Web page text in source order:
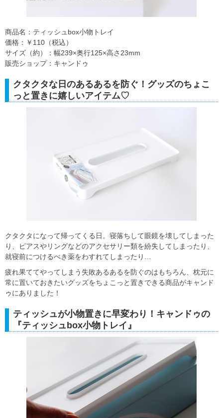
商品名：ティッシュbox小物トレイ
価格：￥110（税込）
サイズ（約）：幅239×奥行125×高さ23mm
販売ショップ：キャンドゥ
クタクタな日のあるあるを防ぐ！グッズのちょこ
っと置きに嬉しいアイテム♡
クタクタになって帰ってくる日。寝落ちして眼鏡を壊してしまった
り、ピアスやリングなどのアクセサリー類を紛失してしまったり、
就寝前につけるべき薬をわすれてしまったり…
疲れ果ててやってしまう失敗あるあるを防ぐのはもちろん、枕元に
常に置いておきたいグッズをちょこっと置きできる商品がキャンド
ゥにありました！
ティッシュが小物置きに早変わり！キャンドゥの
『ティッシュbox小物トレイ』